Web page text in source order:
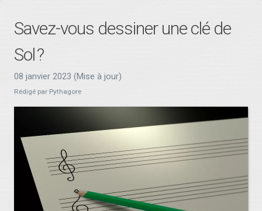
Savez-vous dessiner une clé de
Sol ?
08 janvier 2023 (Mise à jour)
Rédigé par Pythagore